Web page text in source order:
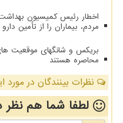
اخطار رئیس کمیسیون
مردم، بیماران را از تأمین
بریکس و شانگهای موقعیت
محاصره هستند
نظرات بینندگان در
لطفا شما همنظر